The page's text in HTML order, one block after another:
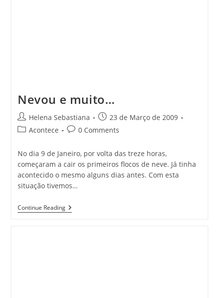
Nevou e muito…
Post
author:
Helena Sebastiana
Post
published:
23 de Março de 2009
PostAcontece
Post0 Comments
No dia 9 de Janeiro, por volta das treze horas,
começaram a cair os primeiros flocos de neve. Já tinha
acontecido o mesmo alguns dias antes. Com esta
situação tivemos…
Continue ReadingNevou
E